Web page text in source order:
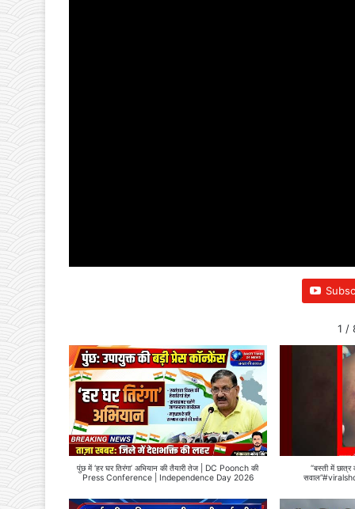
1 /
पुंछ में ‘हर घर तिरंगा’ अभियान की तैयारी तेज | DC Poonch की
Press Conference | Independence Day 2026
“बस्ती में